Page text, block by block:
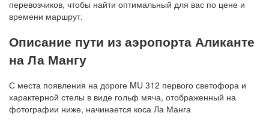
перевозчиков, чтобы найти оптимальный для вас по цене и
времени маршрут.
Описание пути из аэропорта Аликанте
на Ла Мангу
С места появления на дороге MU 312 первого светофора и
характерной стелы в виде гольф мяча, отображенный на
фотографии ниже, начинается коса Ла Манга